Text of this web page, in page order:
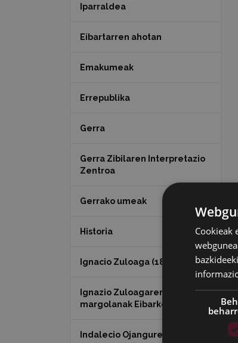
Iparraldea
Eibartarren ahotan
Emakumeak
Errepublika
Gerra
Gerra Zibilaren Interpretazio
Zentroa
Gerrako umeak
Historia
Ignacio Zuloaga (1870-2020)
Ignazio Zuloagaren
margolanak Eibarko dendetan
Indalecio Ojanguren,
Cookieak